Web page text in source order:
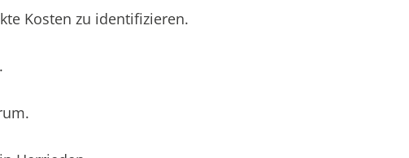
Kosten zu identifizieren.